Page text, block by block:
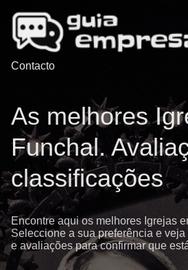
Contacto
As melhores
Funchal.
classificações
Encontre aqui os melhores Igrejas
Seleccione a sua preferência e
e avaliações para confirmar que